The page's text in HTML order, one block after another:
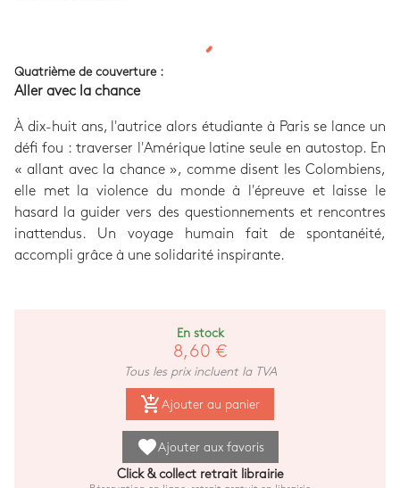
Quatrième de couverture :
Aller avec la chance
À dix-huit ans, l'autrice alors étudiante à Paris se lance un
défi fou : traverser l'Amérique latine seule en autostop. En
« allant avec la chance », comme disent les Colombiens,
elle met la violence du monde à l'épreuve et laisse le
hasard la guider vers des questionnements et rencontres
inattendus. Un voyage humain fait de spontanéité,
accompli grâce à une solidarité inspirante.
En stock
8,60 €
Tous les prix incluent la TVA
add_shopping_cart Ajouter au panier
favoriteAjouter aux favoris
Click & collect retrait librairie